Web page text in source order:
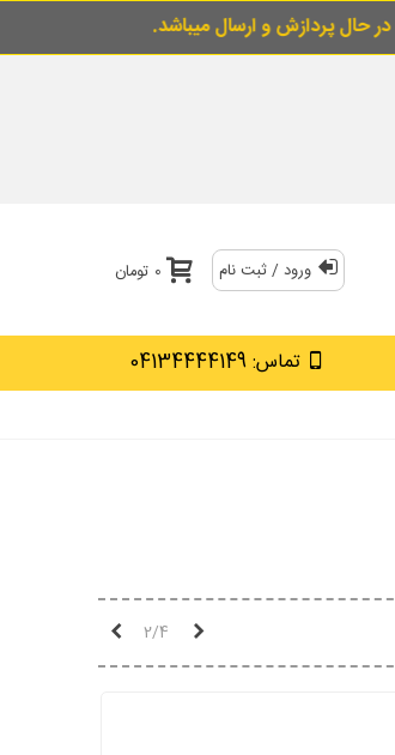
برای خرید قسطی از قسط گو
ورود / ثبت نام 0 تومان
تماس: 04134444149
قبلی2/4